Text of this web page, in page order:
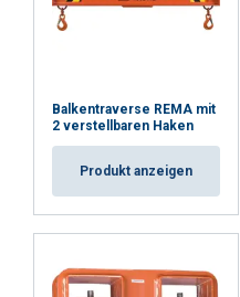
Balkentraverse REMA mit
2 verstellbaren Haken
Produkt anzeigen
ALLE
DETAILS ANZEIGEN